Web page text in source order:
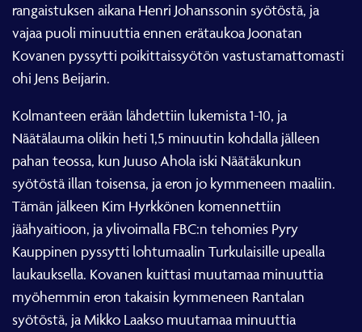
rangaistuksen aikana Henri Johanssonin syötöstä, ja
vajaa puoli minuuttia ennen erätaukoa Joonatan
Kovanen pyssytti poikittaissyötön vastustamattomasti
ohi Jens Beijarin.
Kolmanteen erään lähdettiin lukemista 1-10, ja
Näätälauma olikin heti 1,5 minuutin kohdalla jälleen
pahan teossa, kun Juuso Ahola iski Näätäkunkun
syötöstä illan toisensa, ja eron jo kymmeneen maaliin.
Tämän jälkeen Kim Hyrkkönen komennettiin
jäähyaitioon, ja ylivoimalla FBC:n tehomies Pyry
Kauppinen pyssytti lohtumaalin Turkulaisille upealla
laukauksella. Kovanen kuittasi muutamaa minuuttia
myöhemmin eron takaisin kymmeneen Rantalan
syötöstä, ja Mikko Laakso muutamaa minuuttia